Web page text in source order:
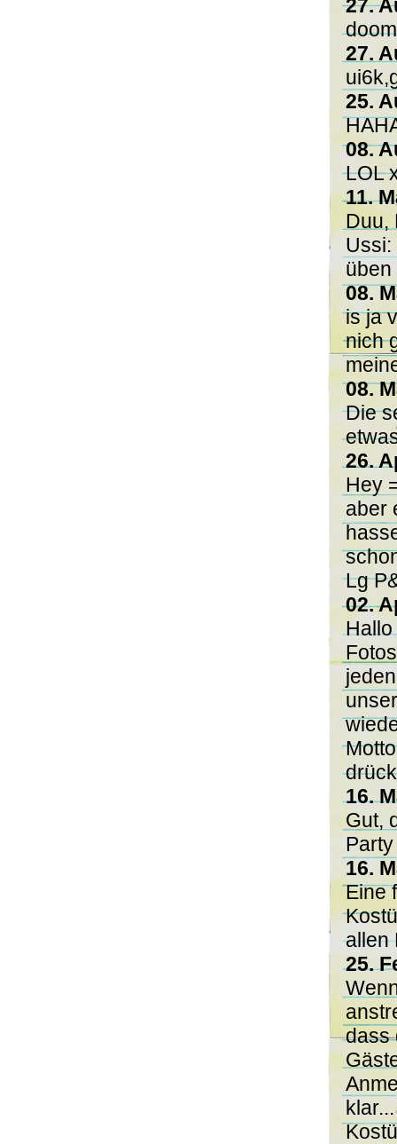
27.
doom
27.
25.
08.
LOL
11.
Duu,
Ussi:
üben
08.
is ja
nich
08.
Die
26.
Hey
aber
Lg
02.
16.
Gut,
16.
Eine
allen
25.
dass